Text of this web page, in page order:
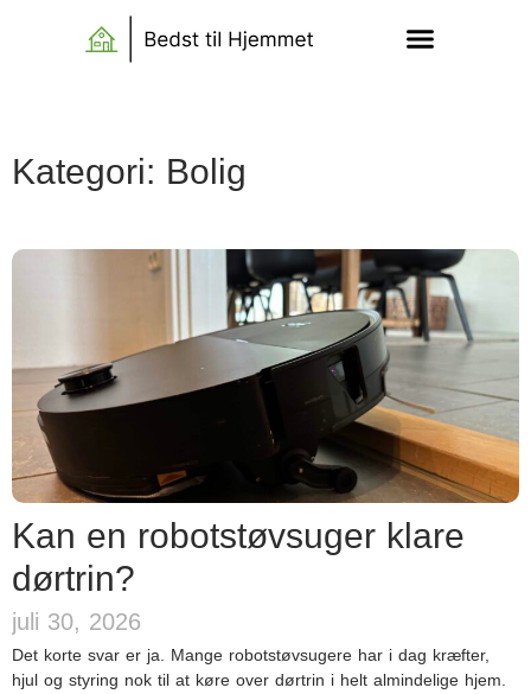
Kategori: Bolig
Kan en robotstøvsuger klare
dørtrin?
juli 30, 2026
Det korte svar er ja. Mange robotstøvsugere har i dag kræfter,
hjul og styring nok til at køre over dørtrin i helt almindelige hjem.